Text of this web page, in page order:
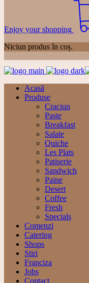
Enjoy your shopping
Niciun produs în coș.
Acasă
Produse
Craciun
Paste
Breakfast
Salate
Quiche
Les Plats
Patiserie
Sandwich
Paine
Desert
Coffee
Fresh
Specials
Comenzi
Catering
Shops
Stiri
Franciza
Jobs
Contact